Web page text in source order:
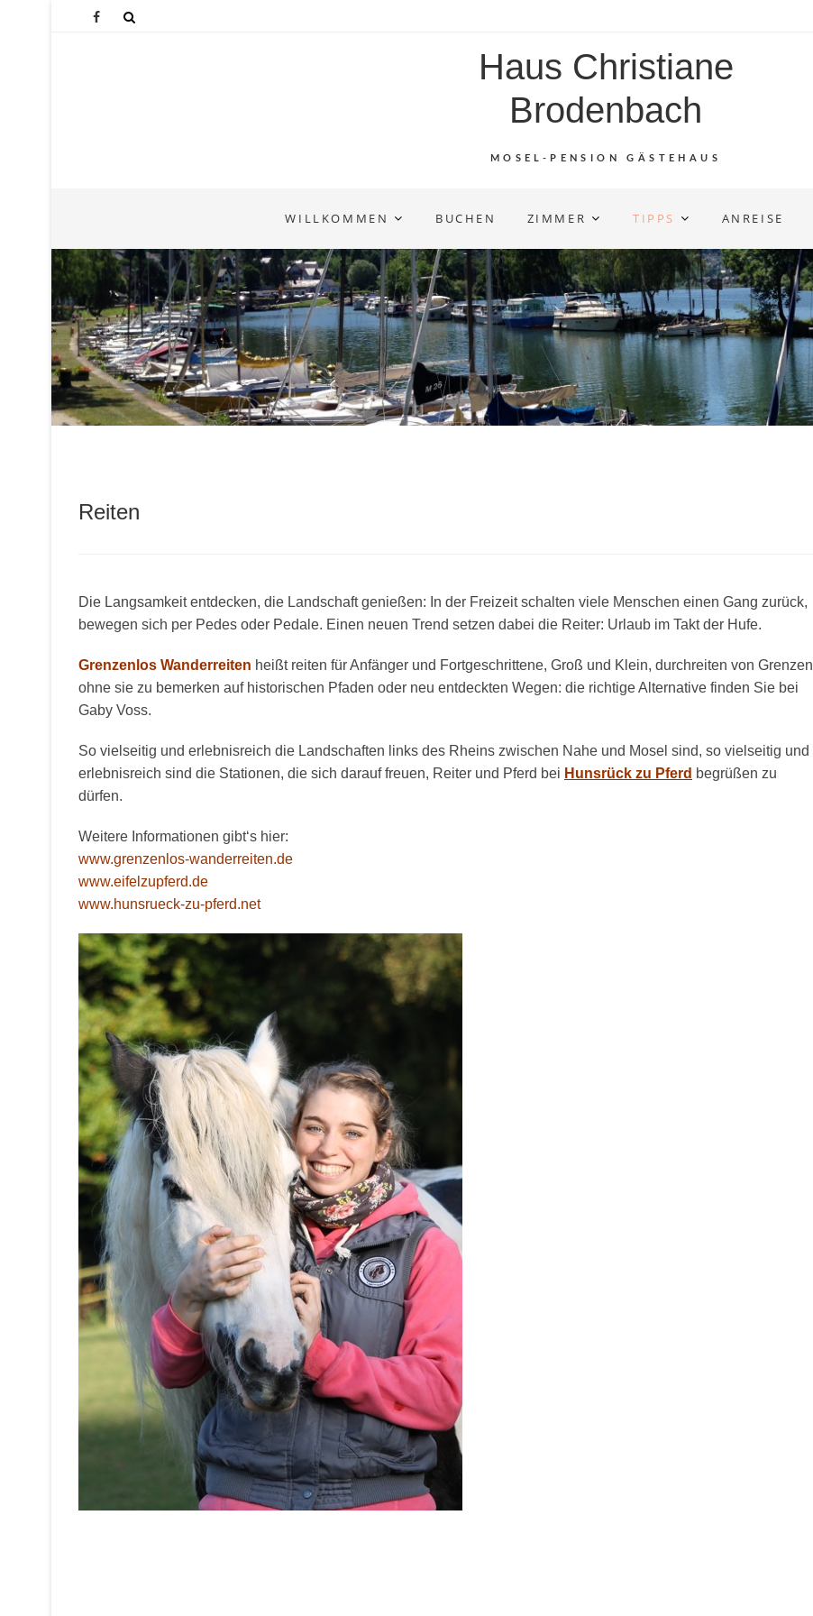
Haus Christiane
Brodenbach
MOSEL-PENSION GÄSTEHAUS
WILLKOMMEN BUCHEN ZIMMER TIPPS ANREISE
Reiten
Die Langsamkeit entdecken, die Landschaft genießen: In der Freizeit schalten viele Menschen einen Gang zurück,
bewegen sich per Pedes oder Pedale. Einen neuen Trend setzen dabei die Reiter: Urlaub im Takt der Hufe.
Grenzenlos Wanderreiten heißt reiten für Anfänger und Fortgeschrittene, Groß und Klein, durchreiten von Grenzen
ohne sie zu bemerken auf historischen Pfaden oder neu entdeckten Wegen: die richtige Alternative finden Sie bei
Gaby Voss.
So vielseitig und erlebnisreich die Landschaften links des Rheins zwischen Nahe und Mosel sind, so vielseitig und
erlebnisreich sind die Stationen, die sich darauf freuen, Reiter und Pferd bei Hunsrück zu Pferd begrüßen zu
dürfen.
Weitere Informationen gibt‘s hier:
www.grenzenlos-wanderreiten.de
www.eifelzupferd.de
www.hunsrueck-zu-pferd.net